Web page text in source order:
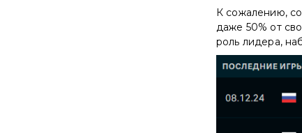
К сожалению,
даже 50% от
роль лидера,